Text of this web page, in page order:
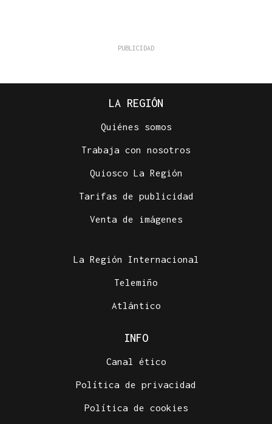
LA REGIÓN
Quiénes somos
Trabaja con nosotros
Quiosco La Región
Tarifas de publicidad
Venta de imágenes
La Región Internacional
Telemiño
Atlántico
INFO
Canal ético
Política de privacidad
Política de cookies